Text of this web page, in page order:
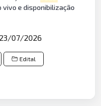
e disponibilização
23/07/2026
Edital